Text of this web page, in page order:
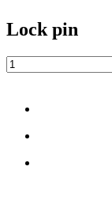
Lock pin
Lock
pin